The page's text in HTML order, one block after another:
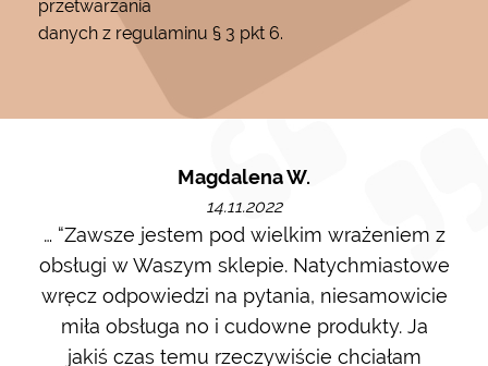
przetwarzania
danych z regulaminu § 3 pkt 6.
Magdalena W.
14.11.2022
… “Zawsze jestem pod wielkim wrażeniem z
obsługi w Waszym sklepie. Natychmiastowe
wręcz odpowiedzi na pytania, niesamowicie
miła obsługa no i cudowne produkty. Ja
jakiś czas temu rzeczywiście chciałam